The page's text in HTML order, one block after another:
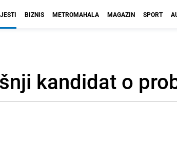
BIZNIS METROMAHALA MAGAZIN SPORT
kandidat o